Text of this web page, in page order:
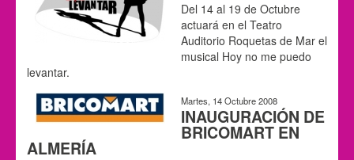
Del 14 al 19 de Octubre
actuará en el Teatro
Auditorio Roquetas de Mar el
musical Hoy no me puedo
levantar.
Martes, 14 Octubre 2008
INAUGURACIÓN DE
BRICOMART EN
ALMERÍA